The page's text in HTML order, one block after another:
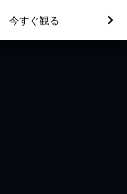
今すぐ観る